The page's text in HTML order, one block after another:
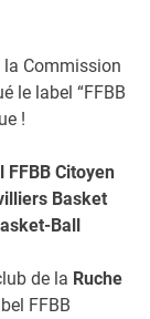
la Commission
le label “FFBB
!
FFBB Citoyen
Basket
Ball
de la Ruche
FFBB